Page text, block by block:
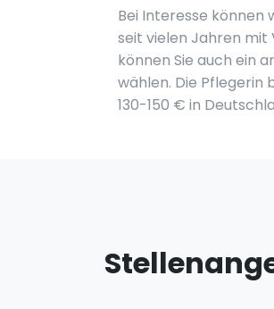
Bei Interesse können
seit vielen Jahren
können Sie auch ein
wählen. Die Pflegerin
130-150 € in